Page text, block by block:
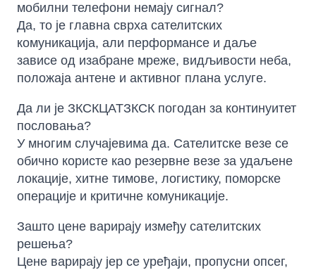
мобилни телефони немају сигнал?
Да, то је главна сврха сателитских
комуникација, али перформансе и даље
зависе од изабране мреже, видљивости неба,
положаја антене и активног плана услуге.
Да ли је ЗКСКЦАТЗКСК погодан за континуитет
пословања?
У многим случајевима да. Сателитске везе се
обично користе као резервне везе за удаљене
локације, хитне тимове, логистику, поморске
операције и критичне комуникације.
Зашто цене варирају између сателитских
решења?
Цене варирају јер се уређаји, пропусни опсег,